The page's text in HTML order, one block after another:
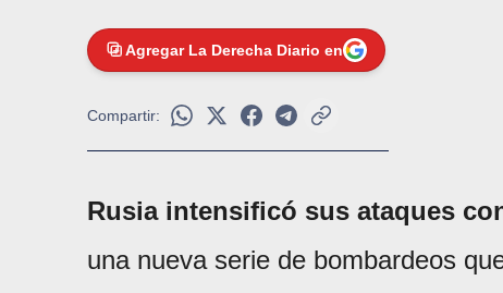
Agregar La Derecha Diario en
Compartir:
Rusia intensificó sus ataques
una nueva serie de bombardeos